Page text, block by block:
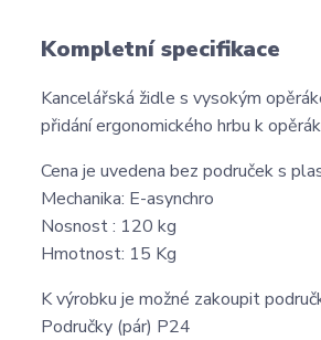
Kompletní specifikace
Kancelářská židle s vysokým
přidání ergonomického hrbu k
Cena je uvedena bez područek s
Mechanika: E-asynchro
Nosnost : 120 kg
Hmotnost: 15 Kg
K výrobku je možné zakoupit
Područky (pár) P24